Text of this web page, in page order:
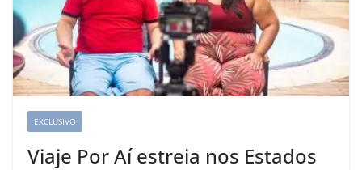
EXCLUSIVO
Viaje Por Aí estreia nos Estados